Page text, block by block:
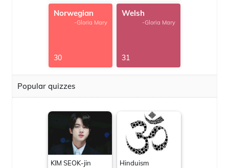
Norwegian
-Gloria Mary
30
Welsh
-Gloria Mary
31
Popular quizzes
KIM SEOK-jin Hinduism